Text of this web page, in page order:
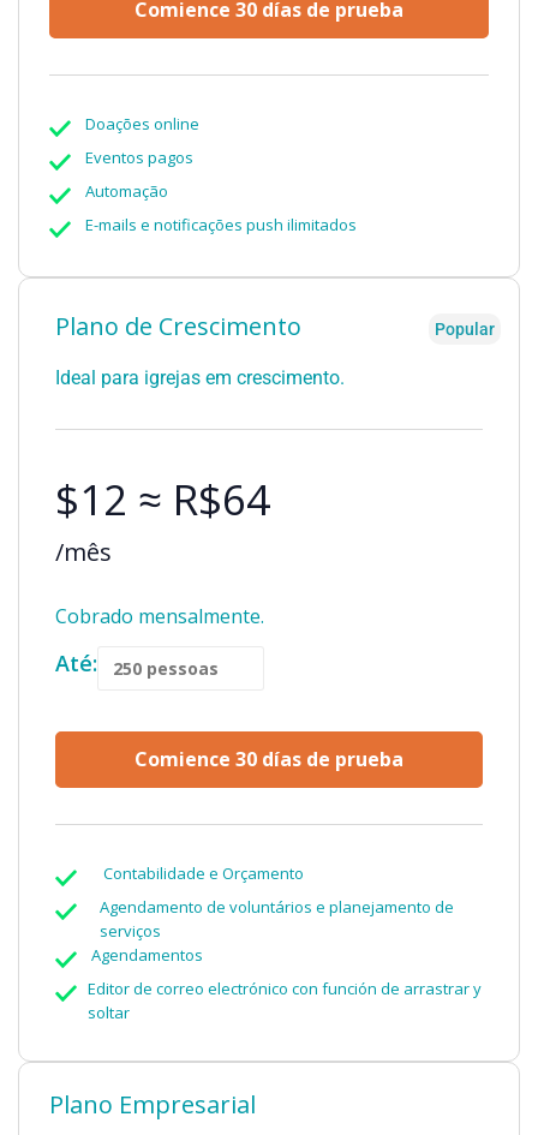
Comience 30 días de prueba
Doações online
Eventos pagos
Automação
E-mails e notificações push ilimitados
Plano de Crescimento Popular
Ideal para igrejas em crescimento.
$12 ≈ R$64
/mês
Cobrado mensalmente.
Até:
Comience 30 días de prueba
Contabilidade e Orçamento
Agendamento de voluntários e planejamento de
serviços
Agendamentos
Editor de correo electrónico con función de arrastrar y
soltar
Plano Empresarial